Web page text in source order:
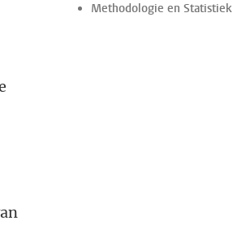
Methodologie en Statistiek